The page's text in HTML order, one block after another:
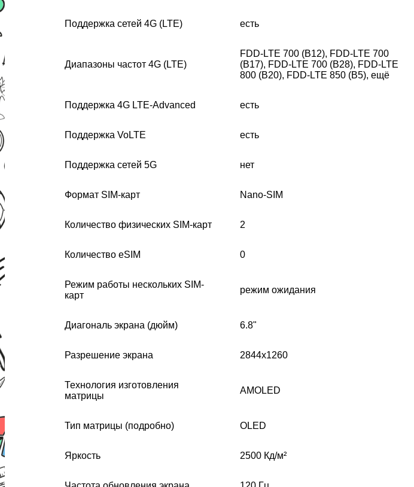
Поддержка сетей 4G (LTE) есть
Диапазоны частот 4G (LTE)
FDD-LTE 700 (B12), FDD-LTE 700
(B17), FDD-LTE 700 (B28), FDD-LTE
800 (B20), FDD-LTE 850 (B5), ещё
Поддержка 4G LTE-Advanced есть
Поддержка VoLTE есть
Поддержка сетей 5G нет
Формат SIM-карт Nano-SIM
Количество физических SIM-карт 2
Количество eSIM 0
Режим работы нескольких SIM-
карт
режим ожидания
Диагональ экрана (дюйм) 6.8"
Разрешение экрана 2844х1260
Технология изготовления
матрицы
AMOLED
Тип матрицы (подробно) OLED
Яркость 2500 Кд/м²